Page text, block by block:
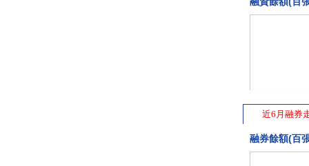
近6月融券
融券餘額(百